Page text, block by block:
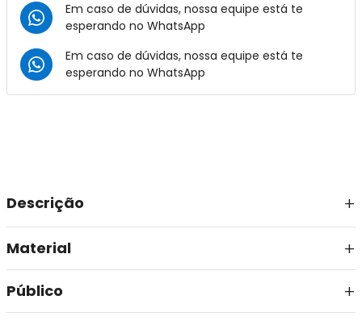
Em caso de dúvidas, nossa equipe está te
esperando no WhatsApp
Em caso de dúvidas, nossa equipe está te
esperando no WhatsApp
Descrição
Material
Público